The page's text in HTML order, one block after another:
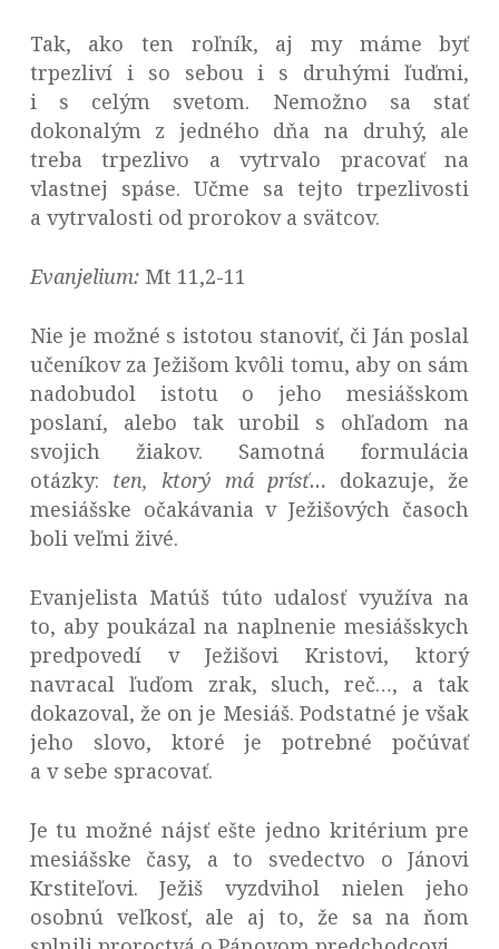
Tak, ako ten roľník, aj my máme byť
trpezliví i so sebou i s druhými ľuďmi,
i s celým svetom. Nemožno sa stať
dokonalým z jedného dňa na druhý, ale
treba trpezlivo a vytrvalo pracovať na
vlastnej spáse. Učme sa tejto trpezlivosti
a vytrvalosti od prorokov a svätcov.
Evanjelium: Mt 11,2-11
Nie je možné s istotou stanoviť, či Ján poslal
učeníkov za Ježišom kvôli tomu, aby on sám
nadobudol istotu o jeho mesiášskom
poslaní, alebo tak urobil s ohľadom na
svojich žiakov. Samotná formulácia
otázky: ten, ktorý má prísť… dokazuje, že
mesiášske očakávania v Ježišových časoch
boli veľmi živé.
Evanjelista Matúš túto udalosť využíva na
to, aby poukázal na naplnenie mesiášskych
predpovedí v Ježišovi Kristovi, ktorý
navracal ľuďom zrak, sluch, reč…, a tak
dokazoval, že on je Mesiáš. Podstatné je však
jeho slovo, ktoré je potrebné počúvať
a v sebe spracovať.
Je tu možné nájsť ešte jedno kritérium pre
mesiášske časy, a to svedectvo o Jánovi
Krstiteľovi. Ježiš vyzdvihol nielen jeho
osobnú veľkosť, ale aj to, že sa na ňom